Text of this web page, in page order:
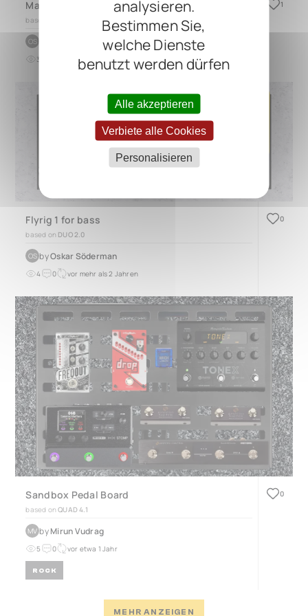
analysieren.
Bestimmen Sie,
welche Dienste
benutzt werden dürfen
Alle akzeptieren
Verbiete alle Cookies
Personalisieren
Main Bass board
based on
OS Oskar Söderman
3 vor mehr als 1 Jahr
1
Flyrig 1 for bass
based on DUO 2.0
OS byOskar Söderman
4 0 vor mehr als 2 Jahren
0
Sandbox Pedal Board
based on QUAD 4.1
MV byMirun Vudrag
5 0 vor etwa 1 Jahr
ROCK
0
MEHR ANZEIGEN